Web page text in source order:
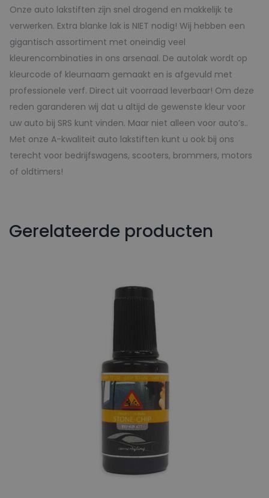
Onze auto lakstiften zijn snel drogend en makkelijk te
verwerken. Extra blanke lak is NIET nodig! Wij hebben een
gigantisch assortiment met oneindig veel
kleurencombinaties in ons arsenaal. De autolak wordt op
kleurcode of kleurnaam gemaakt en is afgevuld met
professionele verf. Direct uit voorraad leverbaar! Om deze
reden garanderen wij dat u altijd de gewenste kleur voor
uw auto bij SRS kunt vinden. Maar niet alleen voor auto’s..
Met onze A-kwaliteit auto lakstiften kunt u ook bij ons
terecht voor bedrijfswagens, scooters, brommers, motors
of oldtimers!
Gerelateerde producten